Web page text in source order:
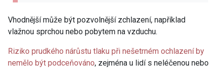
Vhodnější může být pozvolnější zchlazení, například
vlažnou sprchou nebo pobytem na vzduchu.
Riziko prudkého nárůstu tlaku při nešetrném ochlazení by
nemělo být podceňováno, zejména u lidí s neléčenou nebo